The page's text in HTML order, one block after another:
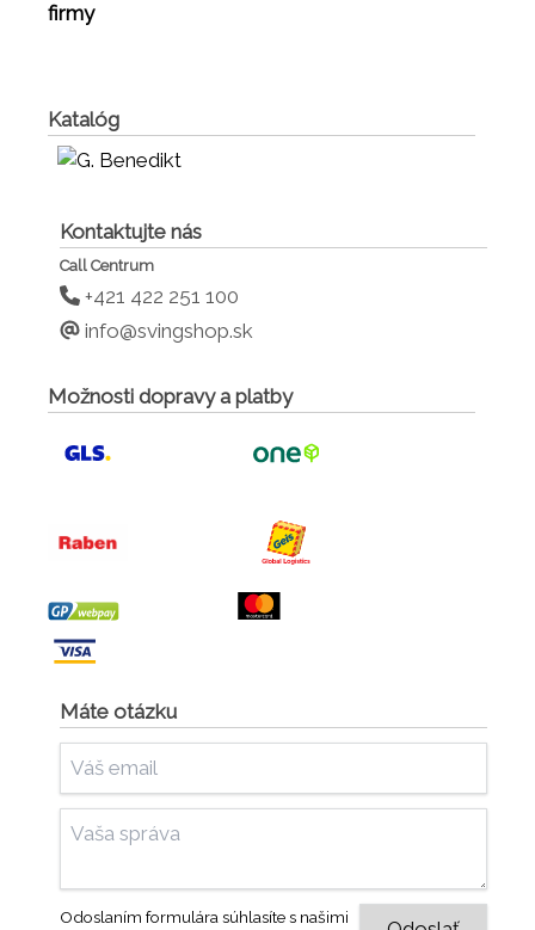
firmy
Katalóg
Kontaktujte nás
Call Centrum
+421 422 251 100
info@svingshop.sk
Možnosti dopravy a platby
Máte otázku
Odoslaním formulára súhlasíte s našimi